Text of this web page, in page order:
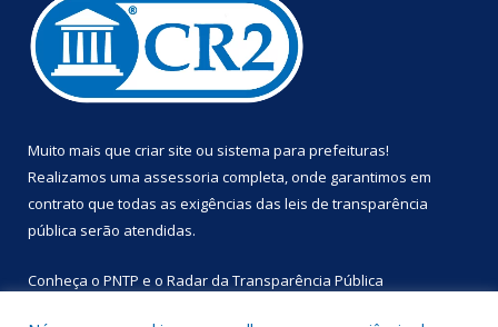
Muito mais que criar site ou sistema para prefeituras!
Realizamos uma assessoria completa, onde garantimos em
contrato que todas as exigências das leis de transparência
pública serão atendidas.
Conheça o PNTP e o Radar da Transparência Pública